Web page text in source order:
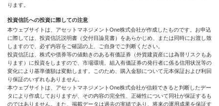
ります。
投資信託への投資に際しての注意
本ウェブサイトは、アセットマネジメントOne株式会社が作成したものです。お申込
に際しては、投資信託説明書（交付目論見書）をあらかじめ、または同時にお渡し致
しますので、必ず内容をご確認の上、ご自身でご判断ください。
投資信託は、株式や債券等の値動きのある有価証券（外貨建資産には為替リスクもあ
ります）に投資をしますので、市場環境、組入有価証券の発行者に係る信用状況等の
変化により基準価額は変動します。このため、購入金額について元本保証および利回
り保証のいずれもありません。
本ウェブサイトは、アセットマネジメントOne株式会社が信頼できると判断したデー
タにより作成しておりますが、その内容の完全性、正確性について同社が保証するも
のではありません。また、掲載データは過去の実績であり、将来の運用成果を保証す